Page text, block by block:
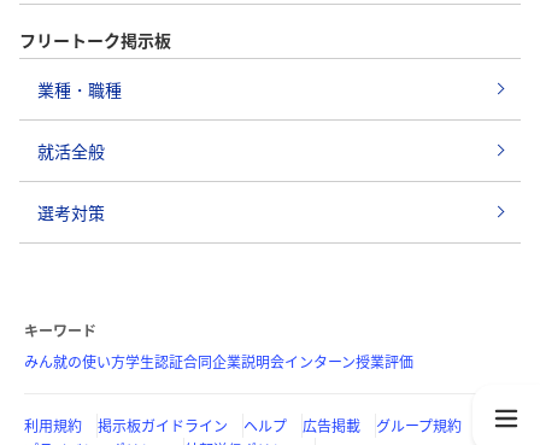
フリートーク掲示板
業種・職種
就活全般
選考対策
キーワード
みん就の使い方学生認証合同企業説明会インターン授業評価
利用規約 掲示板ガイドライン ヘルプ 広告掲載
グループ規約